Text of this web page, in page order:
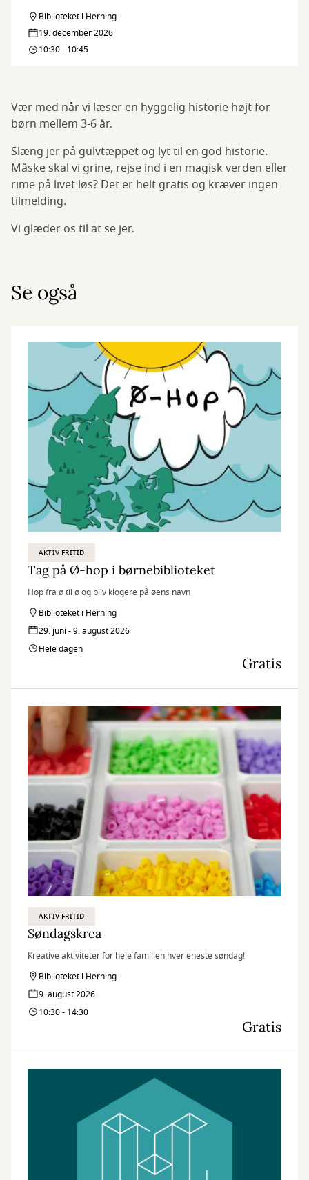
Børnebibliotekaren
læser
Biblioteket i Herning
19. december 2026
10:30 - 10:45
Vær med når vi læser en hyggelig historie højt for
børn mellem 3-6 år.
Slæng jer på gulvtæppet og lyt til en god historie.
Måske skal vi grine, rejse ind i en magisk verden eller
rime på livet løs? Det er helt gratis og kræver ingen
tilmelding.
Vi glæder os til at se jer.
Se også
AKTIV FRITID
Tag på Ø-hop i børnebiblioteket
Hop fra ø til ø og bliv klogere på øens navn
Biblioteket i Herning
29. juni - 9. august 2026
Hele dagen
Gratis
AKTIV FRITID
Søndagskrea
Kreative aktiviteter for hele familien hver eneste søndag!
Biblioteket i Herning
9. august 2026
10:30 - 14:30
Gratis